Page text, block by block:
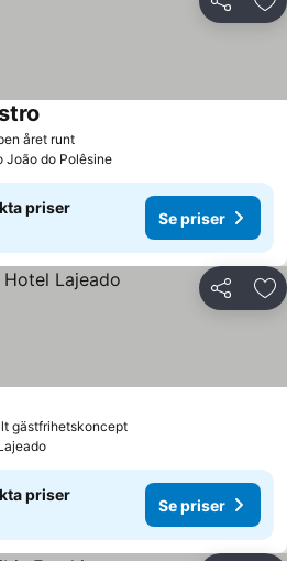
Dela
året runt
João do Polêsine
priser
Se priser
Dela
gästfrihetskoncept
priser
Se priser